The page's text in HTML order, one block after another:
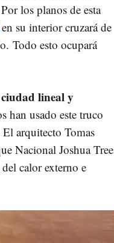
los planos de esta
su interior cruzará de
Todo esto ocupará
lineal y
han usado este truco
arquitecto Tomas
Nacional Joshua Tree
calor externo e